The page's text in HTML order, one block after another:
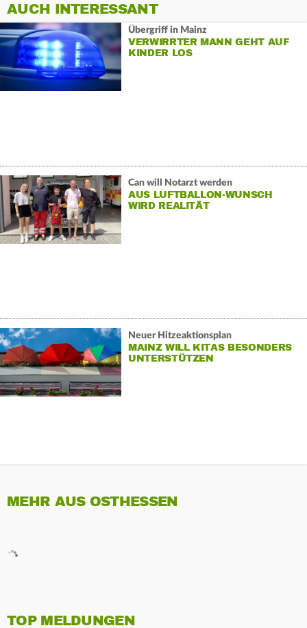
AUCH INTERESSANT
Übergriff in Mainz
VERWIRRTER MANN GEHT AUF
KINDER LOS
Can will Notarzt werden
AUS LUFTBALLON-WUNSCH
WIRD REALITÄT
Neuer Hitzeaktionsplan
MAINZ WILL KITAS BESONDERS
UNTERSTÜTZEN
MEHR AUS OSTHESSEN
TOP MELDUNGEN